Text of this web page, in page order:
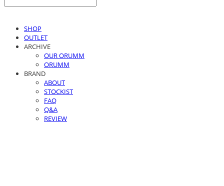
SHOP
OUTLET
ARCHIVE
OUR ORUMM
ORUMM
BRAND
ABOUT
STOCKIST
FAQ
Q&A
REVIEW